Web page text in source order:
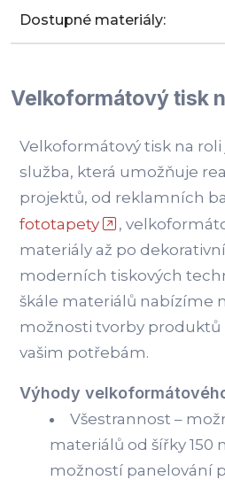
Dostupné materiály:
Velkoformátový tisk
Velkoformátový tisk na roli
služba, která umožňuje
projektů, od reklamních
fototapety
,
materiály až po
moderních tiskových
škále materiálů nabízíme
možnosti tvorby produktů
vašim potřebám.
Výhody
Všestrannost –
materiálů od šířky 150
možností panelování